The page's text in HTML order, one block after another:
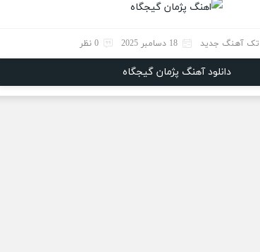
تک آهنگ جدید 18 دسامبر 2025 0 نظر
دانلود آهنگ پژمان گیجگاه